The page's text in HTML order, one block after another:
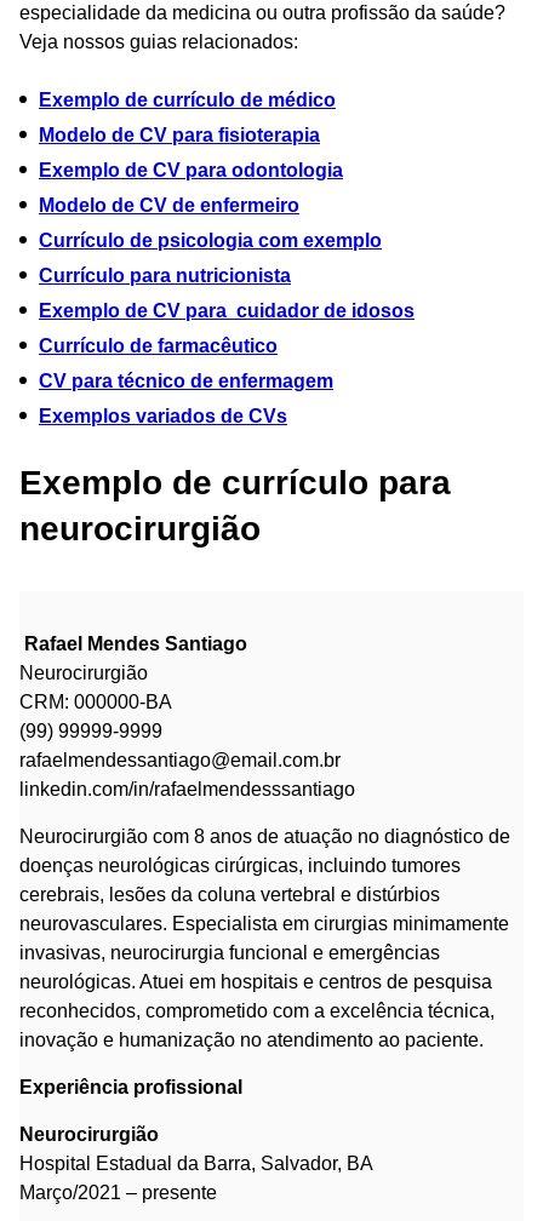
especialidade da medicina ou outra profissão da saúde?
Veja nossos guias relacionados:
Exemplo de currículo de médico
Modelo de CV para fisioterapia
Exemplo de CV para odontologia
Modelo de CV de enfermeiro
Currículo de psicologia com exemplo
Currículo para nutricionista
Exemplo de CV para cuidador de idosos
Currículo de farmacêutico
CV para técnico de enfermagem
Exemplos variados de CVs
Exemplo de currículo para
neurocirurgião
Rafael Mendes Santiago
Neurocirurgião
CRM: 000000-BA
(99) 99999-9999
rafaelmendessantiago@email.com.br
linkedin.com/in/rafaelmendesssantiago
Neurocirurgião com 8 anos de atuação no diagnóstico de
doenças neurológicas cirúrgicas, incluindo tumores
cerebrais, lesões da coluna vertebral e distúrbios
neurovasculares. Especialista em cirurgias minimamente
invasivas, neurocirurgia funcional e emergências
neurológicas. Atuei em hospitais e centros de pesquisa
reconhecidos, comprometido com a excelência técnica,
inovação e humanização no atendimento ao paciente.
Experiência profissional
Neurocirurgião
Hospital Estadual da Barra, Salvador, BA
Março/2021 – presente